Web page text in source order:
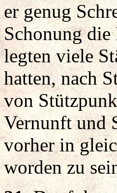
er genug
Schonung die
legten viele
hatten, nach
von
Vernunft und
vorher in
worden zu